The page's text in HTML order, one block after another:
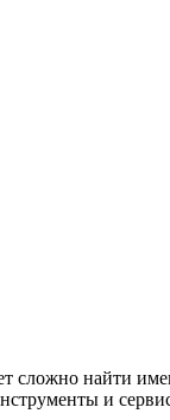
сложно найти
и